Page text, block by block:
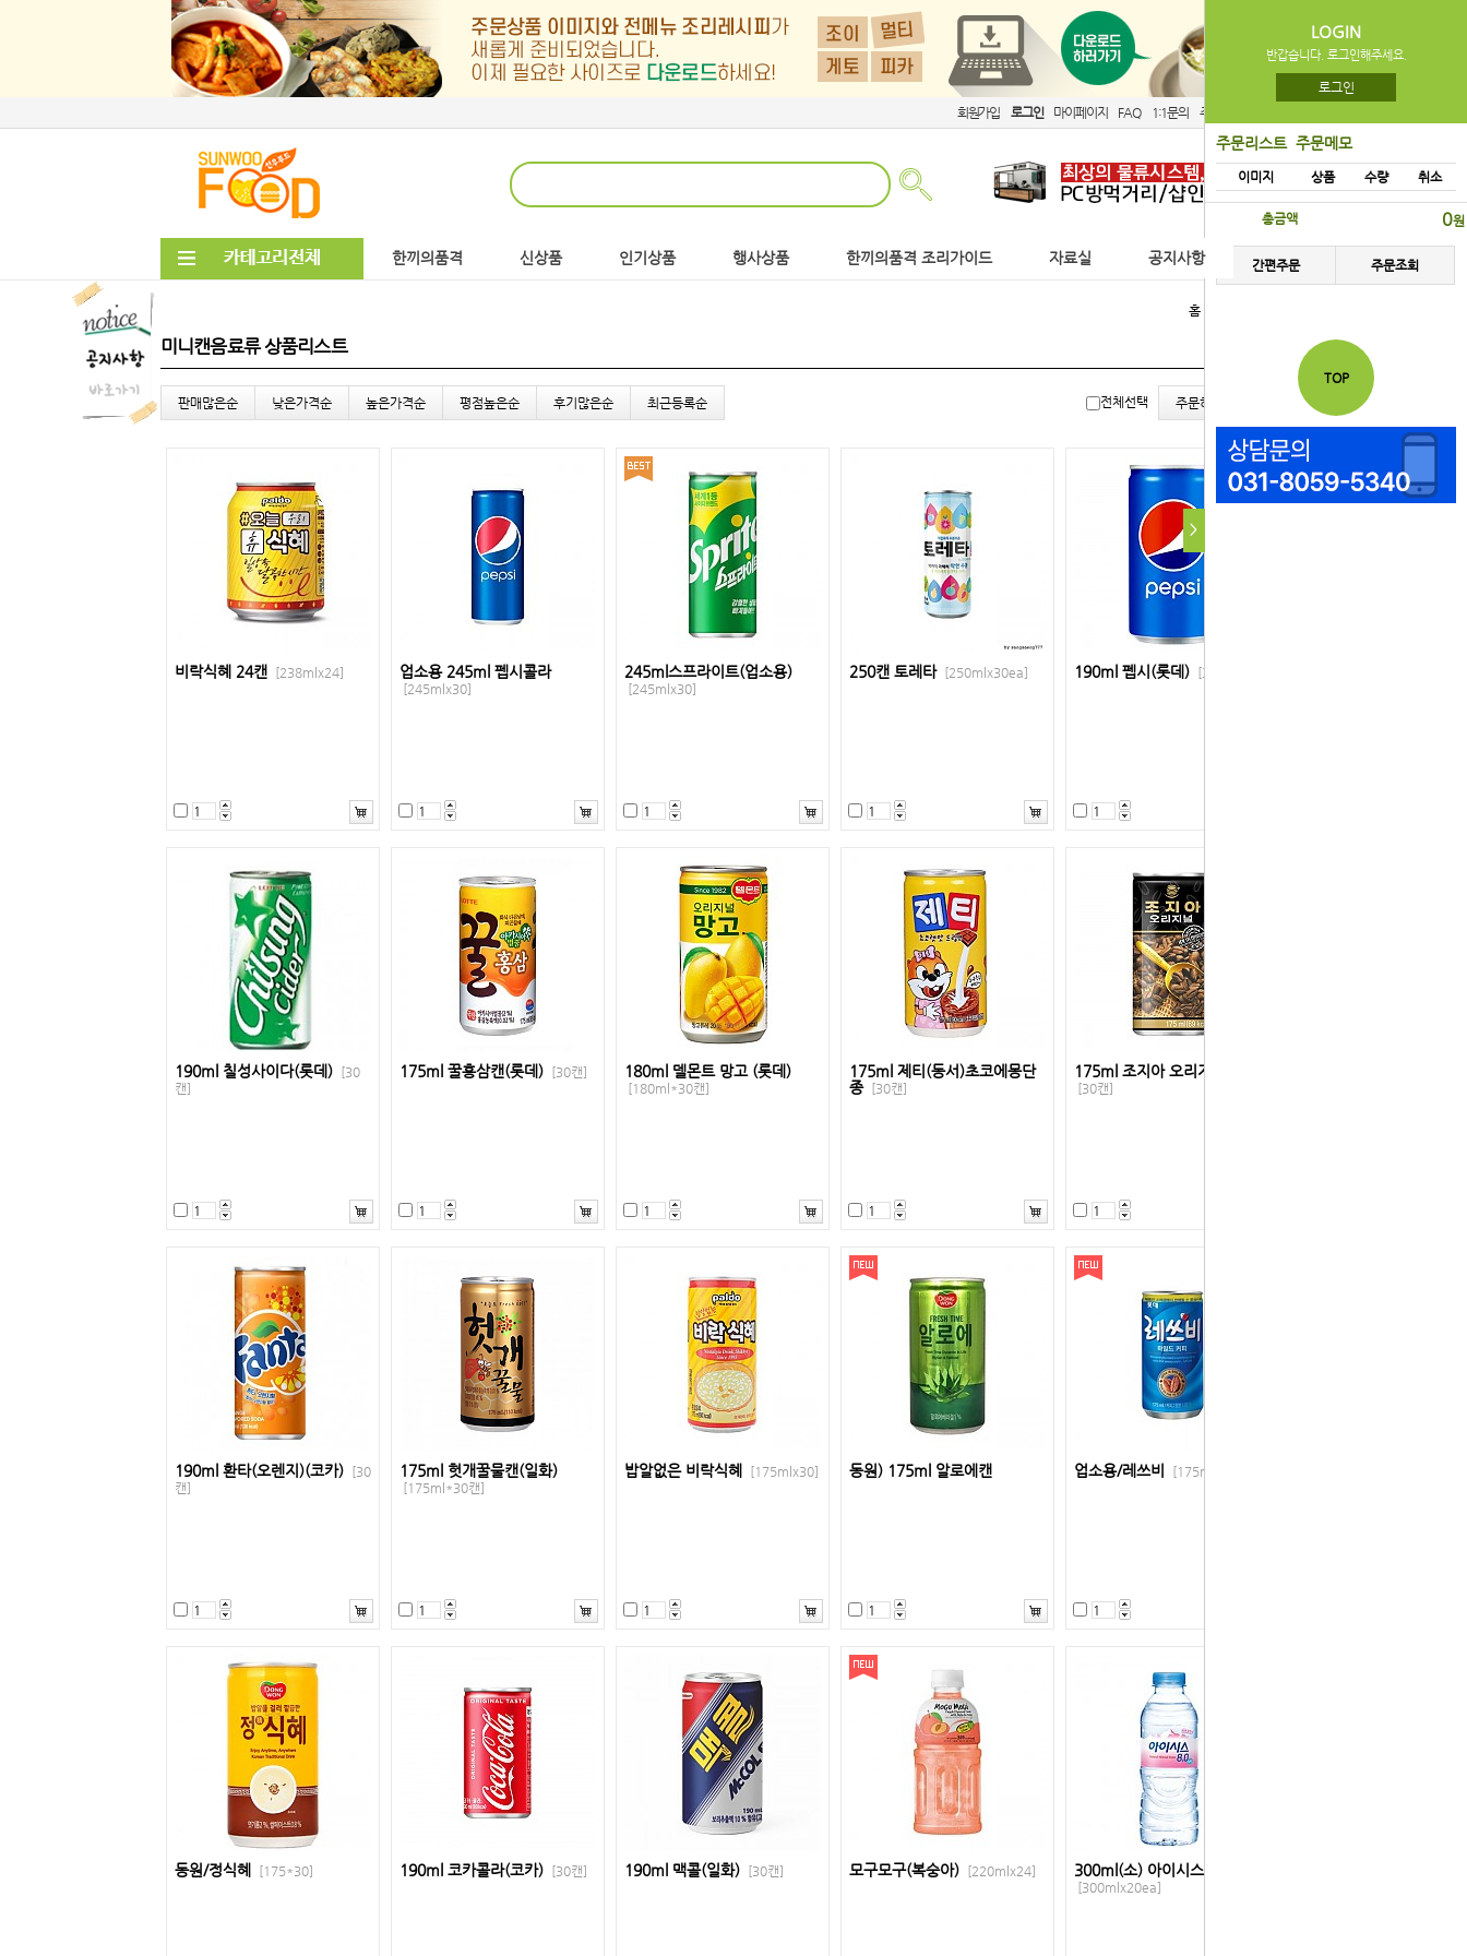
회원가입 로그인 마이페이지 FAQ 1:1문의 주문리스트
한끼의품격 신상품 인기상품 행사상품 한끼의품격 조리가이드 자료실 공지사항
홈
미니캔음료류 상품리스트
LOGIN
반갑습니다. 로그인해주세요.
로그인
주문리스트 주문메모
이미지 상품 수량 취소
총금액 0원
간편주문 주문조회
TOP
>
판매많은순 낮은가격순 높은가격순 평점높은순 후기많은순 최근등록순 전체선택 주문하기
갤러
비락식혜 24캔 [238mlx24] 업소용 245ml 펩시콜라
[245mlx30]
245ml스프라이트(업소용)
[245mlx30]
250캔 토레타 [250mlx30ea] 190ml 펩시(롯데) [30캔]
190ml 칠성사이다(롯데)
[30
캔]
175ml 꿀홍삼캔(롯데) [30캔] 180ml 델몬트 망고 (롯데)
[180ml*30캔]
175ml 제티(동서)초코에몽단
종 [30캔]
175ml 조지아 오리지널(코카)
[30캔]
190ml 환타(오렌지)(코카)
[30
캔]
175ml 헛개꿀물캔(일화)
[175ml*30캔]
밥알없은 비락식혜 [175mlx30] 동원) 175ml 알로에캔 업소용/레쓰비 [175mlx30]
동원/정식혜 [175*30] 190ml 코카콜라(코카) [30캔] 190ml 맥콜(일화) [30캔] 모구모구(복숭아) [220mlx24] 300ml(소) 아이시스8.0 생수
[300mlx20ea]